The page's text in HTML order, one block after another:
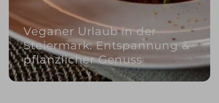
Veganer Urlaub in der
Steiermark: Entspannung &
pflanzlicher Genuss